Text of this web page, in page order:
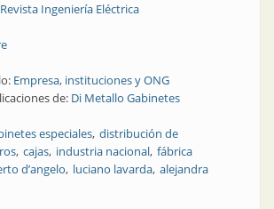
Revista Ingeniería Eléctrica
Empresa, instituciones y ONG
de: Di Metallo Gabinetes
especiales distribución de
cajas industria nacional fábrica
d’angelo luciano lavarda alejandra